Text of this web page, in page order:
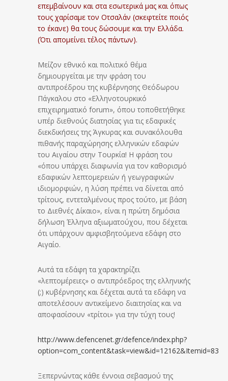
επεμβαίνουν και στα εσωτερικά μας και όπως
τους χαρίσαμε τον Οτσαλάν (σκεφτείτε ποιός
το έκανε) θα τους δώσουμε και την Ελλάδα.
(Ότι απομείνει τέλος πάντων).
Μείζον εθνικό και πολιτικό θέμα
δημιουργείται με την φράση του
αντιπροέδρου της κυβέρνησης Θεόδωρου
Πάγκαλου στο «Ελληνοτουρκικό
επιχειρηματικό forum», όπου τοποθετήθηκε
υπέρ διεθνούς διατησίας για τις εδαφικές
διεκδικήσεις της Άγκυρας και συνακόλουθα
πιθανής παραχώρησης ελληνικών εδαφών
του Αιγαίου στην Τουρκία! Η φράση του
«όπου υπάρχει διαφωνία για τον καθορισμό
εδαφικών λεπτομερειών ή γεωγραφικών
ιδιομορφιών, η λύση πρέπει να δίνεται από
τρίτους, εντεταλμένους προς τούτο, με βάση
το Διεθνές Δίκαιο», είναι η πρώτη δημόσια
δήλωση Έλληνα αξιωματούχου, που δέχεται
ότι υπάρχουν αμφισβητούμενα εδάφη στο
Αιγαίο.
Aυτά τα εδάφη τα χαρακτηρίζει
«λεπτομέρειες» ο αντιπρόεδρος της ελληνικής
(;) κυβέρνησης και δέχεται αυτά τα εδάφη να
αποτελέσουν αντικείμενο διαιτησίας και να
αποφασίσουν «τρίτοι» για την τύχη τους!
http://www.defencenet.gr/defence/index.php?
option=com_content&task=view&id=12162&Itemid=83
Ξεπερνώντας κάθε έννοια σεβασμού της